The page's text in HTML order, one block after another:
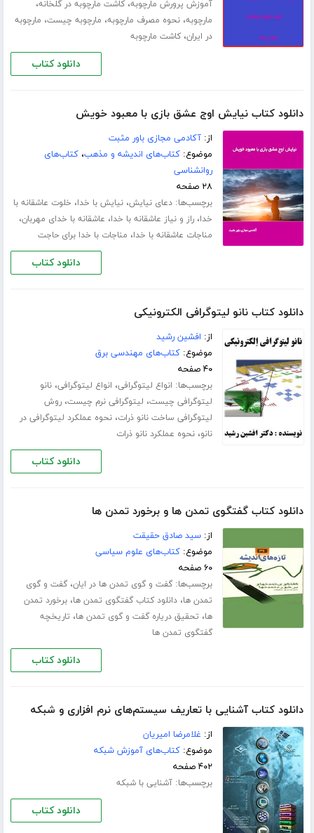
آموزش پرورش مارچوبه،کاشت مارچوبه در گلخانه،
مارچوبه،نحوه مصرف مارچوبه، مارچوبه چیست، مارچوبه
در ایران،کاشت مارچوبه
دانلود کتاب
دانلود کتاب نیایش اوج عشق بازی با معبود خویش
از:آکادمی مجازی باور مثبت
موضوع:کتاب‌های اندیشه و مذهب،کتاب‌های
روانشناسی
۲۸ صفحه
برچسب‌ها:دعای نیایش،نیایش با خدا، خلوت عاشقانه با
خدا،راز و نیاز عاشقانه با خدا، عاشقانه با خدای مهربان،
مناجات عاشقانه با خدا، مناجات با خدا برای حاجت
دانلود کتاب
دانلود کتاب نانو لیتوگرافی الکترونیکی
از: افشین رشید
موضوع:کتاب‌های مهندسی برق
۴۰ صفحه
برچسب‌ها: انواع لیتوگرافی، انواع لیتوگرافی،نانو
لیتوگرافی چیست، لیتوگرافی نرم چیست،روش
لیتوگرافی ساخت نانو ذرات،نحوه عملکرد لیتوگرافی در
نانو،نحوه عملکرد نانو ذرات
دانلود کتاب
دانلود کتاب گفتگوى تمدن ها و برخورد تمدن ها
از:سید صادق حقیقت
موضوع:کتاب‌های علوم سیاسی
۶۰ صفحه
برچسب‌ها:گفت و گوی تمدن ها در ایان،گفت و گوی
تمدن ها،دانلود کتاب گفتگوی تمدن ها،برخورد تمدن
ها، تحقیق دریاره گفت و گوی تمدن ها، تاریخچه
گفتگوی تمدن ها
دانلود کتاب
دانلود کتاب آشنایی با تعاریف سیستم‌های نرم افزاری و شبکه
از: غلامرضا امیریان
موضوع:کتاب‌های آموزش شبکه
۴۰۲ صفحه
برچسب‌ها:آشنایی با شبکه
دانلود کتاب